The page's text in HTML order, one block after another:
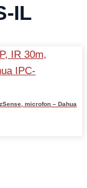
IL
microfon – Dahua